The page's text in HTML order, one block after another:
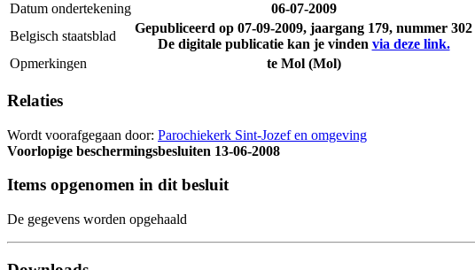
Datum ondertekening
06-07-2009
Belgisch staatsblad
Gepubliceerd op 07-09-2009, jaargang 179, nummer 302
De digitale publicatie kan je vinden via deze link.
Opmerkingen
te Mol (Mol)
Relaties
Wordt voorafgegaan door: Parochiekerk Sint-Jozef en omgeving
Voorlopige beschermingsbesluiten 13-06-2008
Items opgenomen in dit besluit
De gegevens worden opgehaald